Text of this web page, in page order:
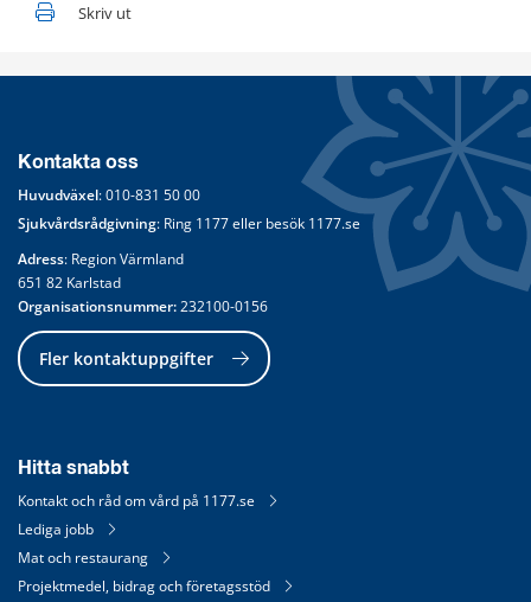
Skriv ut
Kontakta oss
Huvudväxel: 010-831 50 00
Sjukvårdsrådgivning: Ring 1177 eller besök 1177.se
Adress: Region Värmland
651 82 Karlstad
Organisationsnummer: 232100-0156
Fler kontaktuppgifter
Hitta snabbt
Kontakt och råd om vård på 1177.se
Lediga jobb
Mat och restaurang
Projektmedel, bidrag och företagsstöd